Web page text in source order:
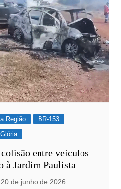
Região
BR-153
entre veículos
à Jardim Paulista
20 de junho de 2026